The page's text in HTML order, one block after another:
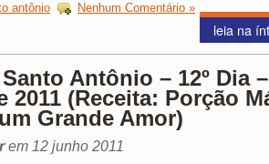
antônio Nenhum Comentário »
leia na
Antônio – 12º Dia
2011 (Receita: Porção
Grande Amor)
em 12 junho 2011